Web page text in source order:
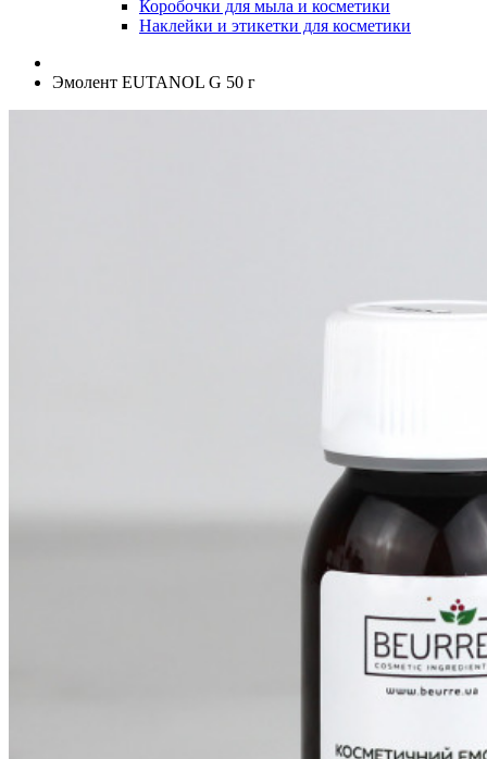
Коробочки для мыла и косметики
Наклейки и этикетки для косметики
Эмолент EUTANOL G 50 г